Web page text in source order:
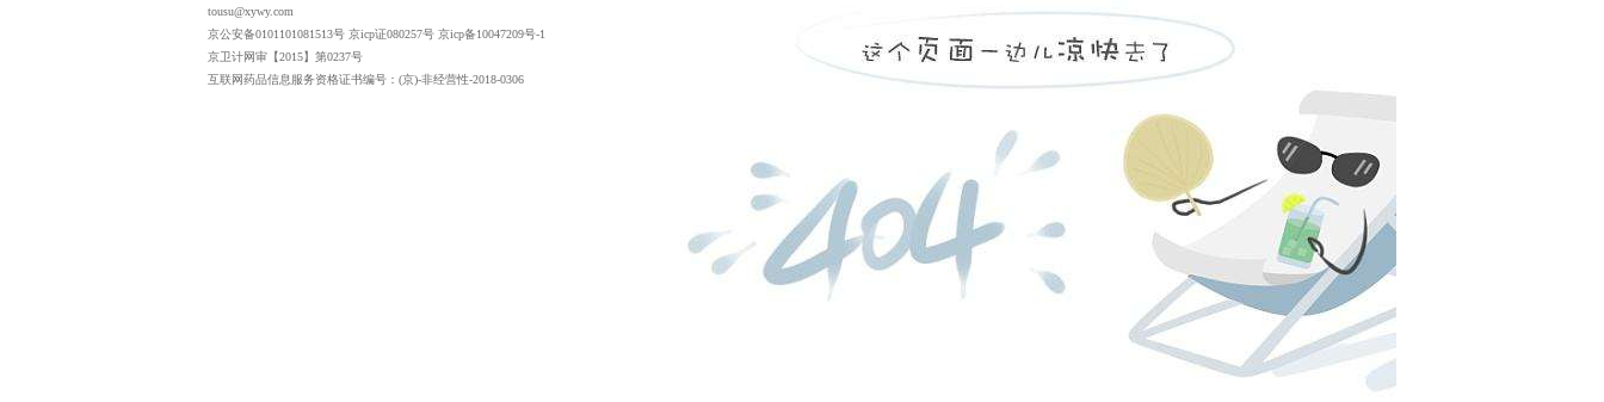
tousu@xywy.com
京公安备0101101081513号 京icp证080257号 京icp备10047209号-1
京卫计网审【2015】第0237号
互联网药品信息服务资格证书编号：(京)-非经营性-2018-0306